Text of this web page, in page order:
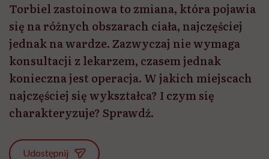
Torbiel zastoinowa to zmiana, która pojawia
się na różnych obszarach ciała, najczęściej
jednak na wardze. Zazwyczaj nie wymaga
konsultacji z lekarzem, czasem jednak
konieczna jest operacja. W jakich miejscach
najczęściej się wykształca? I czym się
charakteryzuje? Sprawdź.
Udostępnij